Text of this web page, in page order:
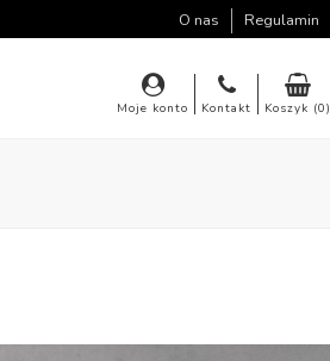
O nas Regulamin
Moje konto Kontakt Koszyk (0)